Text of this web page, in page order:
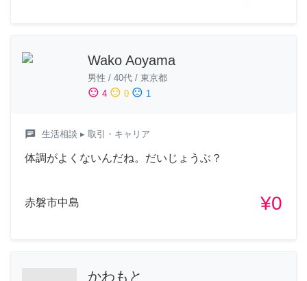
Wako Aoyama
男性 / 40代 / 東京都
sentiment_satisfied 4 sentiment_neutral 0 sentiment_dissatisfied 1
chat 生活相談 ▸ 取引・キャリア
体調がよくないんだね。だいじょうぶ？
赤磐市中島 ¥0
かわもと